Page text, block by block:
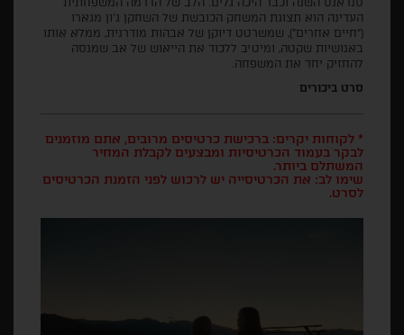
העדינה הוא תצוגת המשחק הכובשת של השחקן ג'ון מגארו
("חיים אחרים"), שמשרטט דיוקן של אבהות מודרנית, ממלא אותו
באנושיות שקטה, ומיטיב ללכוד את הייאוש של אב שמנסה
להחזיק יחד את המשפחה.
סרט ביכורים
* לקוחות יקרים: ברכישת כרטיסים מרובים, אתם מוזמנים
לבקר בעמוד הכרטיסיות ומבצעים לקבלת המחיר
המשתלם ביותר.
שימו לב: את הכרטיסייה יש לרכוש לפני הזמנת הכרטיסים
לסרט.